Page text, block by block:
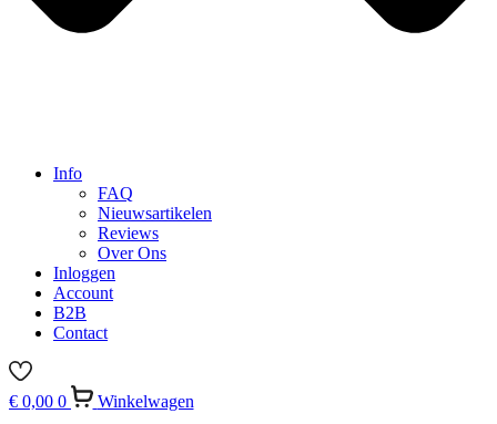
Info
FAQ
Nieuwsartikelen
Reviews
Over Ons
Inloggen
Account
B2B
Contact
€ 0,00 0
Winkelwagen